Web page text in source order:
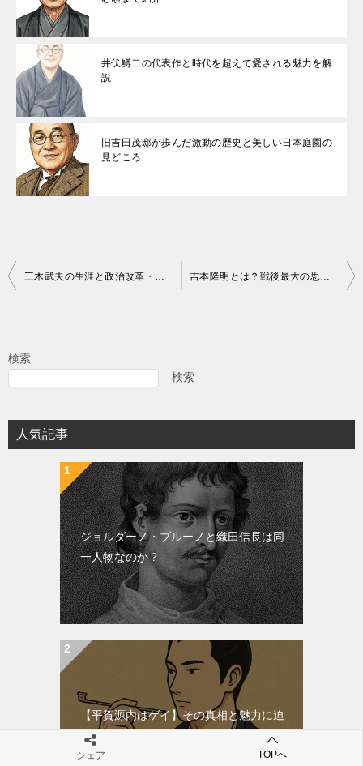
井伏鱒二の代表作と時代を超えて愛される魅力を解
説
旧吉田茂邸が歩んだ激動の歴史と美しい日本庭園の
見どころ
投
ビ
シ
ョ
検索
検索
人気記事
ジョルダーノ・ブルーノと織田信長は同
一人物なのか？
【平賀源内はゲイ】その真相と魅力に迫
る！
シェア TOPへ